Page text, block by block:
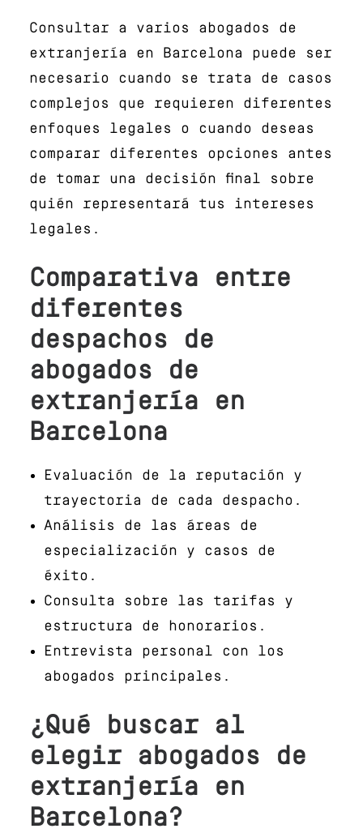
Consultar a varios abogados de
extranjería en Barcelona puede ser
necesario cuando se trata de casos
complejos que requieren diferentes
enfoques legales o cuando deseas
comparar diferentes opciones antes
de tomar una decisión final sobre
quién representará tus intereses
legales.
Comparativa entre
diferentes
despachos de
abogados de
extranjería en
Barcelona
Evaluación de la reputación y
trayectoria de cada despacho.
Análisis de las áreas de
especialización y casos de
éxito.
Consulta sobre las tarifas y
estructura de honorarios.
Entrevista personal con los
abogados principales.
¿Qué buscar al
elegir abogados de
extranjería en
Barcelona?